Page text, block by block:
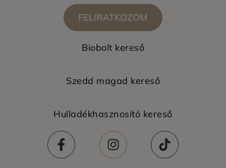
FELIRATKOZOM
Biobolt kereső
Szedd magad kereső
Hulladékhasznosító kereső